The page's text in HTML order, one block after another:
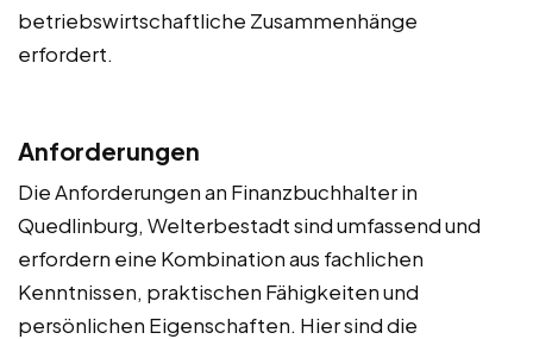
betriebswirtschaftliche Zusammenhänge
erfordert.
Anforderungen
Die Anforderungen an Finanzbuchhalter in
Quedlinburg, Welterbestadt sind umfassend und
erfordern eine Kombination aus fachlichen
Kenntnissen, praktischen Fähigkeiten und
persönlichen Eigenschaften. Hier sind die